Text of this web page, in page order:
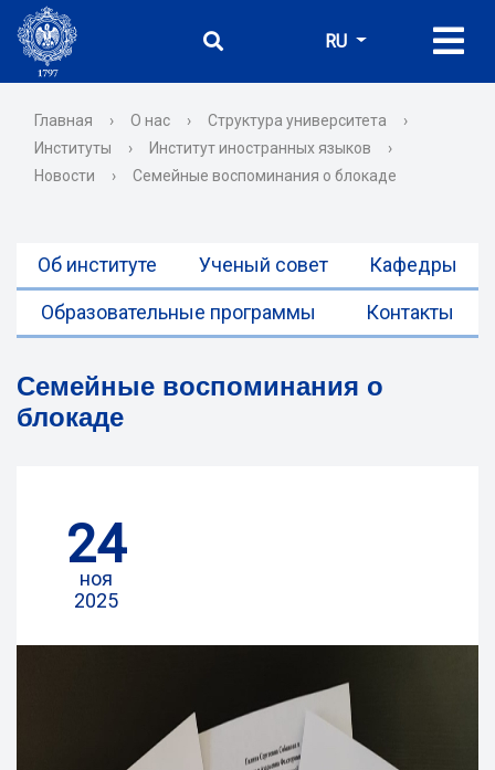
RU
Главная › О нас › Структура университета
›
Институты
› Институт иностранных языков
›
Новости
› Семейные воспоминания о блокаде
Об институте Ученый совет Кафедры
Образовательные программы Контакты
Семейные воспоминания о
блокаде
24
ноя
2025